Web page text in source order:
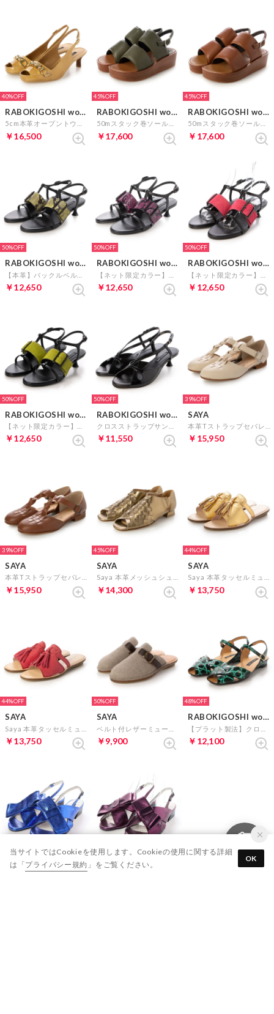
40%
RABOKIGOSHI works
￥16,500
45%
RABOKIGOSHI works
￥17,600
45%
RABOKIGOSHI works
￥17,600
50%
RABOKIGOSHI works
￥12,650
50%
RABOKIGOSHI works
￥12,650
50%
RABOKIGOSHI works
￥12,650
50%
RABOKIGOSHI works
￥12,650
50%
RABOKIGOSHI works
￥11,550
39%
SAYA
￥15,950
39%
SAYA
￥15,950
45%
SAYA
￥14,300
44%
SAYA
￥13,750
44%
SAYA
￥13,750
50%
SAYA
￥9,900
48%
RABOKIGOSHI works
￥12,100
59%
RABOKIGOSHI works
59%
当サイトではCookieを使用します。Cookieの使用に関する詳細
は「プライバシー規約 」をご覧ください。
OK